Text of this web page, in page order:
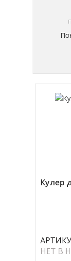
Кулер
НЕТ В